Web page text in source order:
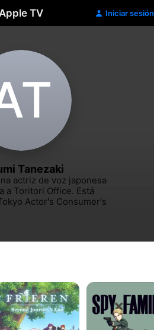
TV Iniciar sesión
Tanezaki
actriz de voz japonesa
a Toritori Office. Está
Actor's Consumer's
el
viaje
SPY
FAMILY